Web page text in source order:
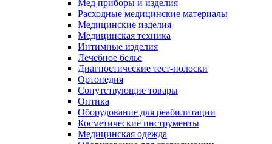
Мед приборы и изделия
Расходные медицинские материалы
Медицинские изделия
Медицинская техника
Интимные изделия
Лечебное белье
Диагностические тест-полоски
Ортопедия
Сопутствующие товары
Оптика
Оборудование для реабилитации
Косметические инструменты
Медицинская одежда